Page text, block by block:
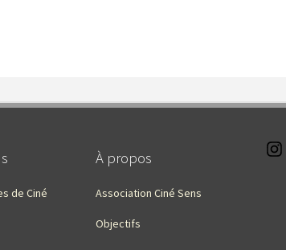
de Ciné
À propos
Association Ciné Sens
Objectifs